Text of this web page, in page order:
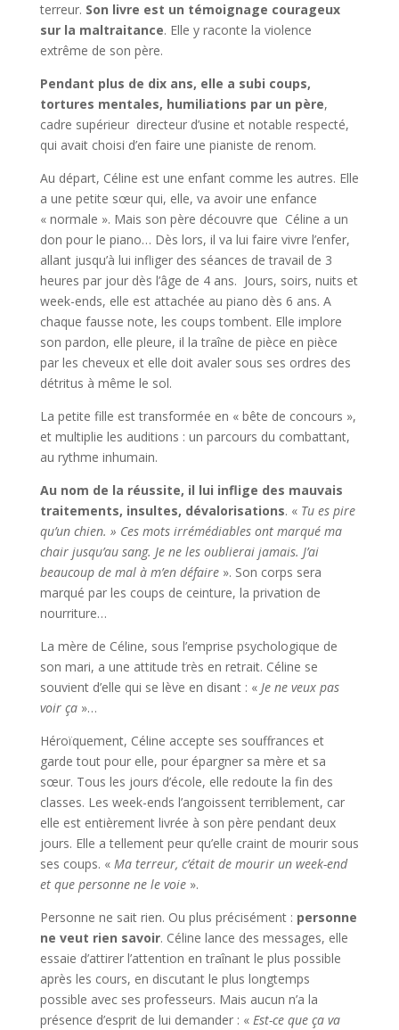
terreur. Son livre est un témoignage courageux
sur la maltraitance. Elle y raconte la violence
extrême de son père.
Pendant plus de dix ans, elle a subi coups,
tortures mentales, humiliations par un père,
cadre supérieur directeur d’usine et notable respecté,
qui avait choisi d’en faire une pianiste de renom.
Au départ, Céline est une enfant comme les autres. Elle
a une petite sœur qui, elle, va avoir une enfance
« normale ». Mais son père découvre que Céline a un
don pour le piano… Dès lors, il va lui faire vivre l’enfer,
allant jusqu’à lui infliger des séances de travail de 3
heures par jour dès l’âge de 4 ans. Jours, soirs, nuits et
week-ends, elle est attachée au piano dès 6 ans. A
chaque fausse note, les coups tombent. Elle implore
son pardon, elle pleure, il la traîne de pièce en pièce
par les cheveux et elle doit avaler sous ses ordres des
détritus à même le sol.
La petite fille est transformée en « bête de concours »,
et multiplie les auditions : un parcours du combattant,
au rythme inhumain.
Au nom de la réussite, il lui inflige des mauvais
traitements, insultes, dévalorisations. « Tu es pire
qu’un chien. » Ces mots irrémédiables ont marqué ma
chair jusqu’au sang. Je ne les oublierai jamais. J’ai
beaucoup de mal à m’en défaire ». Son corps sera
marqué par les coups de ceinture, la privation de
nourriture…
La mère de Céline, sous l’emprise psychologique de
son mari, a une attitude très en retrait. Céline se
souvient d’elle qui se lève en disant : « Je ne veux pas
voir ça»…
Héroïquement, Céline accepte ses souffrances et
garde tout pour elle, pour épargner sa mère et sa
sœur. Tous les jours d’école, elle redoute la fin des
classes. Les week-ends l’angoissent terriblement, car
elle est entièrement livrée à son père pendant deux
jours. Elle a tellement peur qu’elle craint de mourir sous
ses coups. « Ma terreur, c’était de mourir un week-end
et que personne ne le voie».
Personne ne sait rien. Ou plus précisément : personne
ne veut rien savoir. Céline lance des messages, elle
essaie d’attirer l’attention en traînant le plus possible
après les cours, en discutant le plus longtemps
possible avec ses professeurs. Mais aucun n’a la
présence d’esprit de lui demander : « Est-ce que ça va